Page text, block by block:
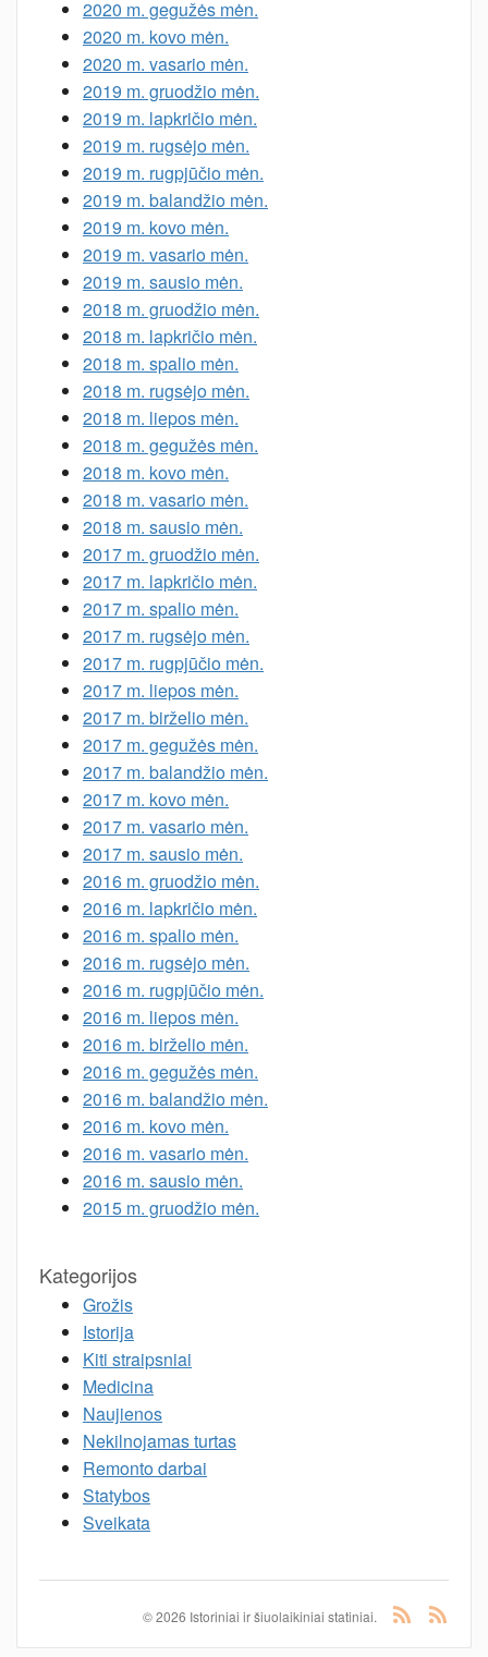
2020 m. gegužės mėn.
2020 m. kovo mėn.
2020 m. vasario mėn.
2019 m. gruodžio mėn.
2019 m. lapkričio mėn.
2019 m. rugsėjo mėn.
2019 m. rugpjūčio mėn.
2019 m. balandžio mėn.
2019 m. kovo mėn.
2019 m. vasario mėn.
2019 m. sausio mėn.
2018 m. gruodžio mėn.
2018 m. lapkričio mėn.
2018 m. spalio mėn.
2018 m. rugsėjo mėn.
2018 m. liepos mėn.
2018 m. gegužės mėn.
2018 m. kovo mėn.
2018 m. vasario mėn.
2018 m. sausio mėn.
2017 m. gruodžio mėn.
2017 m. lapkričio mėn.
2017 m. spalio mėn.
2017 m. rugsėjo mėn.
2017 m. rugpjūčio mėn.
2017 m. liepos mėn.
2017 m. birželio mėn.
2017 m. gegužės mėn.
2017 m. balandžio mėn.
2017 m. kovo mėn.
2017 m. vasario mėn.
2017 m. sausio mėn.
2016 m. gruodžio mėn.
2016 m. lapkričio mėn.
2016 m. spalio mėn.
2016 m. rugsėjo mėn.
2016 m. rugpjūčio mėn.
2016 m. liepos mėn.
2016 m. birželio mėn.
2016 m. gegužės mėn.
2016 m. balandžio mėn.
2016 m. kovo mėn.
2016 m. vasario mėn.
2016 m. sausio mėn.
2015 m. gruodžio mėn.
Kategorijos
Grožis
Istorija
Kiti straipsniai
Medicina
Naujienos
Nekilnojamas turtas
Remonto darbai
Statybos
Sveikata
© 2026 Istoriniai ir šiuolaikiniai statiniai.